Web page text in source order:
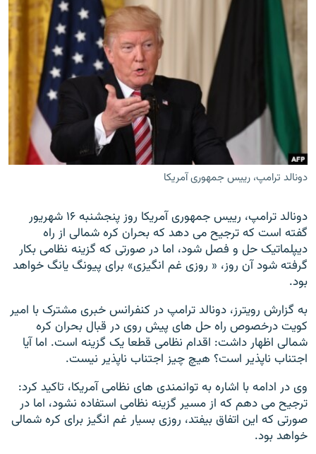
فرکانس‌ها
گزارش‌های تصویری
گزارش‌های ویدئویی
زنان فردا
English
به ما بپیوندید
زبان‌های دیگر
دونالد ترامپ، رییس جمهوری آمریکا
دونالد ترامپ، رییس جمهوری آمریکا روز پنجشنبه ۱۶ شهریور
گفته است که ترجیح می دهد که بحران کره شمالی از راه
دیپلماتیک حل و فصل شود، اما در صورتی که گزینه نظامی بکار
گرفته شود آن روز، « روزی غم انگیزی» برای پیونگ یانگ خواهد
بود.
به گزارش رویترز، دونالد ترامپ در کنفرانس خبری مشترک با امیر
کویت درخصوص راه حل های پیش روی در قبال بحران کره
شمالی اظهار داشت: اقدام نظامی قطعا یک گزینه است. اما آیا
اجتناب ناپذیر است؟ هیچ چیز اجتناب ناپذیر نیست.
وی در ادامه با اشاره به توانمندی های نظامی آمریکا، تاکید کرد:
ترجیح می دهم که از مسیر گزینه نظامی استفاده نشود، اما در
صورتی که این اتفاق بیفتد، روزی بسیار غم انگیز برای کره شمالی
خواهد بود.